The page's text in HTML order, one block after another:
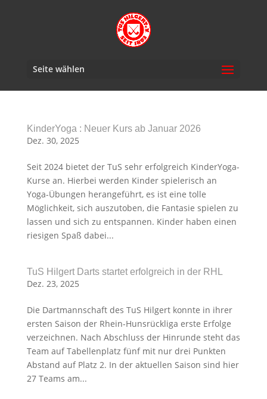
Seite wählen
KinderYoga : Neuer Kurs ab Januar 2026
Dez. 30, 2025
Seit 2024 bietet der TuS sehr erfolgreich KinderYoga-
Kurse an. Hierbei werden Kinder spielerisch an
Yoga-Übungen herangeführt, es ist eine tolle
Möglichkeit, sich auszutoben, die Fantasie spielen zu
lassen und sich zu entspannen. Kinder haben einen
riesigen Spaß dabei...
TuS Hilgert Darts startet erfolgreich in der RHL
Dez. 23, 2025
Die Dartmannschaft des TuS Hilgert konnte in ihrer
ersten Saison der Rhein-Hunsrückliga erste Erfolge
verzeichnen. Nach Abschluss der Hinrunde steht das
Team auf Tabellenplatz fünf mit nur drei Punkten
Abstand auf Platz 2. In der aktuellen Saison sind hier
27 Teams am...